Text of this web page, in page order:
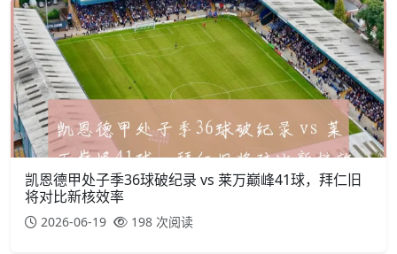
凯恩德甲处子季36球破纪录 vs 莱万巅峰41球，拜仁旧
将对比新核效率
2026-06-19 198 次阅读